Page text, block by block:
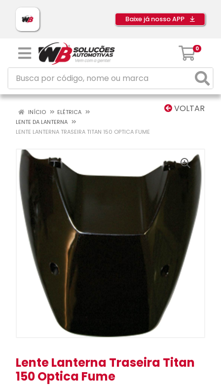
Baixe já nosso APP
0
VOLTAR
INÍCIO
ELÉTRICA
LENTE DA LANTERNA
LENTE LANTERNA TRASEIRA TITAN 150 OPTICA FUME
Lente Lanterna Traseira Titan
150 Optica Fume